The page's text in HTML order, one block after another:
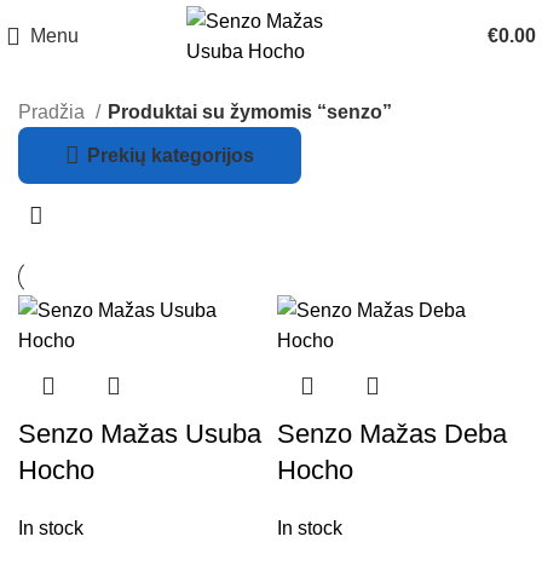
Menu €0.00
Pradžia Produktai su žymomis “senzo”
Prekių kategorijos
Senzo Mažas Usuba
Hocho
In stock
Senzo Mažas Deba
Hocho
In stock